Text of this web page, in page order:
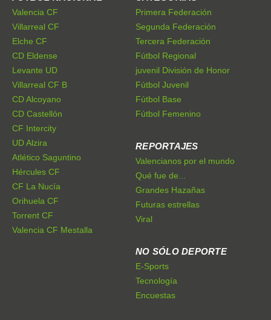
Valencia CF
Villarreal CF
Elche CF
CD Eldense
Levante UD
Villarreal CF B
CD Alcoyano
CD Castellón
CF Intercity
UD Alzira
Atlético Saguntino
Hércules CF
CF La Nucía
Orihuela CF
Torrent CF
Valencia CF Mestalla
Primera Federación
Segunda Federación
Tercera Federación
Fútbol Regional
juvenil División de Honor
Fútbol Juvenil
Fútbol Base
Fútbol Femenino
REPORTAJES
Valencianos por el mundo
Qué fue de...
Grandes Hazañas
Futuras estrellas
Viral
NO SÓLO DEPORTE
E-Sports
Tecnología
Encuestas